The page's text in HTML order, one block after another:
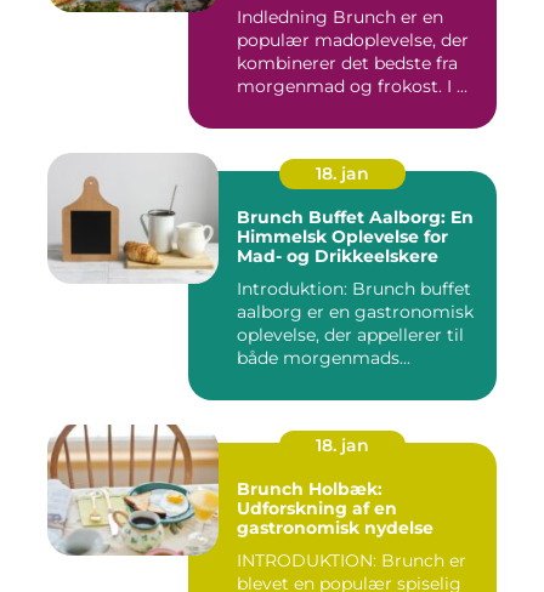
Indledning Brunch er en
populær madoplevelse, der
kombinerer det bedste fra
morgenmad og frokost. I ...
18. jan
Brunch Buffet Aalborg: En
Himmelsk Oplevelse for
Mad- og Drikkeelskere
Introduktion: Brunch buffet
aalborg er en gastronomisk
oplevelse, der appellerer til
både morgenmads...
18. jan
Brunch Holbæk:
Udforskning af en
gastronomisk nydelse
INTRODUKTION: Brunch er
blevet en populær spiselig